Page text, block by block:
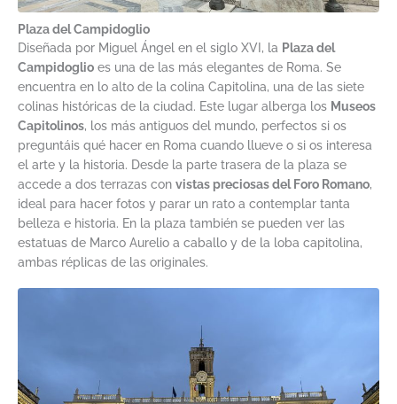
Plaza del Campidoglio
Diseñada por Miguel Ángel en el siglo XVI, la Plaza del
Campidoglio es una de las más elegantes de Roma. Se
encuentra en lo alto de la colina Capitolina, una de las siete
colinas históricas de la ciudad. Este lugar alberga los Museos
Capitolinos, los más antiguos del mundo, perfectos si os
preguntáis qué hacer en Roma cuando llueve o si os interesa
el arte y la historia. Desde la parte trasera de la plaza se
accede a dos terrazas con vistas preciosas del Foro Romano,
ideal para hacer fotos y parar un rato a contemplar tanta
belleza e historia. En la plaza también se pueden ver las
estatuas de Marco Aurelio a caballo y de la loba capitolina,
ambas réplicas de las originales.